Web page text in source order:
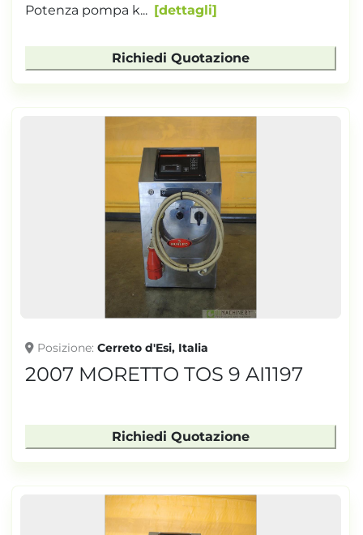
Potenza pompa k...
dettagli
Richiedi Quotazione
Posizione Cerreto d'Esi, Italia
2007 MORETTO TOS 9 AI1197
Richiedi Quotazione